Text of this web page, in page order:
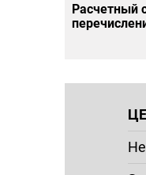
Расчетный